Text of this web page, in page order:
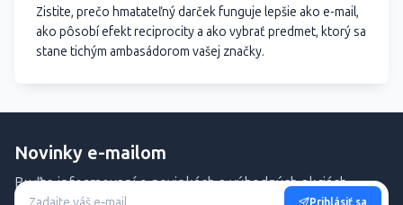
Zistite, prečo hmatateľný darček funguje lepšie ako e-mail,
ako pôsobí efekt reciprocity a ako vybrať predmet, ktorý sa
stane tichým ambasádorom vašej značky.
Novinky e-mailom
Buďte informovaní o novinkách a výhodných akciách.
Prihlásiť sa